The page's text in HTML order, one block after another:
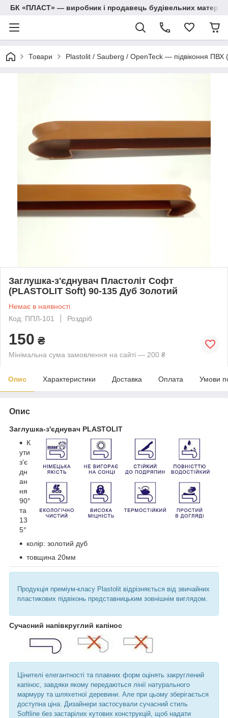
БК «ПЛАСТ» — виробник і продавець будівельних
Товари Plastolit / Sauberg / OpenTeck — підвіконня ПВХ
Заглушка-з'єднувач Пластоліт Софт
(PLASTOLIT Soft) 90-135 Дуб Золотий
Немає в наявності
Код: ППЛ-101
Роздріб
150 ₴
Мінімальна сума замовлення на сайті — 200 ₴
Опис Характеристики Доставка Оплата Умови
Опис
Заглушка-з'єднувач PLASTOLIT
К
ути
з'є
дн
ан
ня
90°
та
13
5°
колір: золотий дуб
товщина 20мм
Продукція преміум-класу Plastolit відрізняється від звичайних
пластикових підвіконь представницьким зовнішнім виглядом.
Сучасний напівкруглий капінос
Цінителі елегантності та плавних форм оцінять закруглений
капінос, завдяки якому передаються лінії натурального
мармуру та шляхетної деревини. Але при цьому зберігається
доступна ціна. Дизайнери застосували сучасний стиль
Softline без застарілих кутових конструкцій, щоб надати